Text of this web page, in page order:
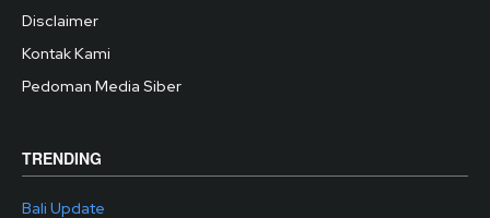
Disclaimer
Kontak Kami
Pedoman Media Siber
TRENDING
Bali Update